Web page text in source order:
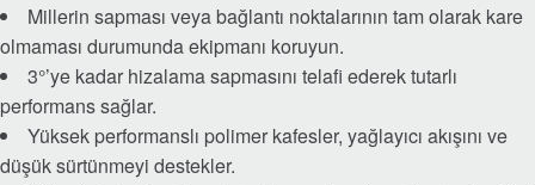
Frenler ve Kavramalar
Zincirler ve Burgular
Millerin sapması veya bağlantı noktalarının tam olarak kare
olmaması durumunda ekipmanı koruyun.
3°’ye kadar hizalama sapmasını telafi ederek tutarlı
performans sağlar.
Yüksek performanslı polimer kafesler, yağlayıcı akışını ve
düşük sürtünmeyi destekler.